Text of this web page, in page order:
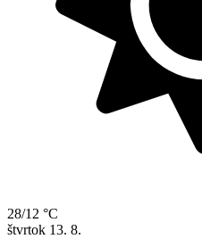
28/12 °C
štvrtok 13. 8.